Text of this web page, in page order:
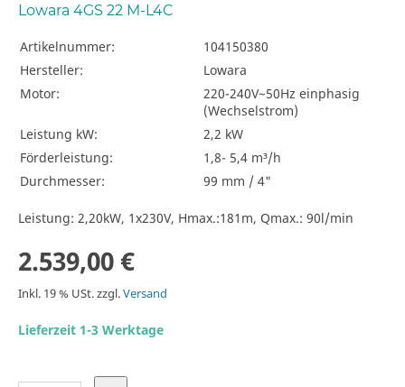
Lowara 4GS 22 M-L4C
Artikelnummer:
104150380
Hersteller:
Lowara
Motor:
220-240V~50Hz einphasig
(Wechselstrom)
Leistung kW:
2,2 kW
Förderleistung:
1,8- 5,4 m³/h
Durchmesser:
99 mm / 4"
Leistung: 2,20kW, 1x230V, Hmax.:181m, Qmax.: 90l/min
2.539,00 €
Inkl. 19 % USt. zzgl.Versand
Lieferzeit 1-3 Werktage